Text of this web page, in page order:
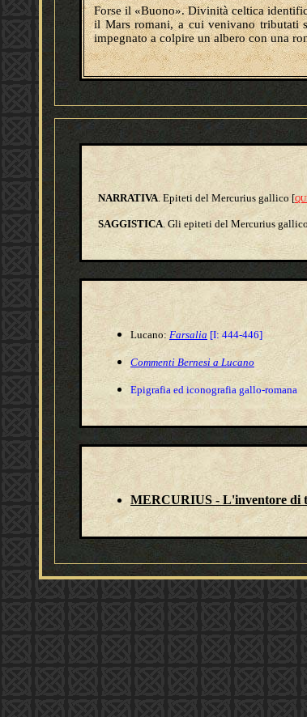
Forse il «Buono». Divinità celtica
il Mars romani, a cui venivano tributati
impegnato a colpire un albero con una
NARRATIVA. Epiteti del Mercurius gallico [
SAGGISTICA. Gli epiteti del Mercurius
Lucano: Farsalia [I: 444-446]
Commenti Bernesi a Lucano
Epigrafia ed iconografia gallo-romana
MERCURIUS - L'inventore di